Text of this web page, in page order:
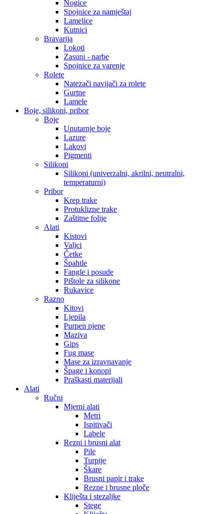
Nogice
Spojnice za namještaj
Lamelice
Kutnici
Bravarija
Lokoti
Zasuni - narbe
Spojnice za varenje
Rolete
Natezači navijači za rolete
Gurtne
Lamele
Boje, silikoni, pribor
Boje
Unutarnje boje
Lazure
Lakovi
Pigmenti
Silikoni
Silikoni (univerzalni, akrilni, neutralni,
temperaturni)
Pribor
Krep trake
Protuklizne trake
Zaštitne folije
Alati
Kistovi
Valjci
Četke
Špahtle
Fangle i posude
Pištole za silikone
Rukavice
Razno
Kitovi
Ljepila
Purpen pjene
Maziva
Gips
Fug mase
Mase za izravnavanje
Špage i konopi
Praškasti materijali
Alati
Ručni
Mjerni alati
Metri
Ispitivači
Labele
Rezni i brusni alat
Pile
Turpije
Škare
Brusni papir i trake
Rezne i brusne ploče
Kliješta i stezaljke
Stege